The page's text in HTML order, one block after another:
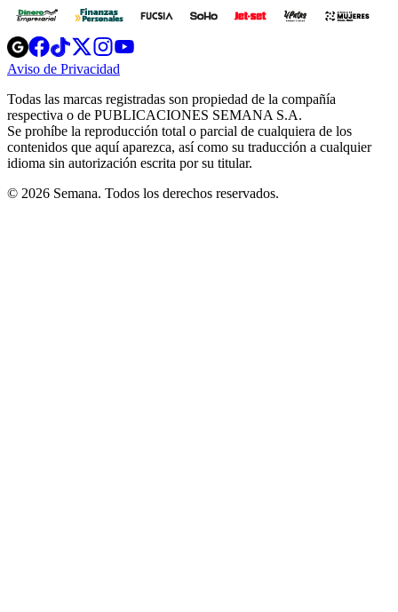
Opens
in
new
Opens
in
new
Opens
in
new
window
Opens
new
windowwindow
Aviso de Privacidad
new
window
Todas las marcas registradas son propiedad de la compañía
respectiva o de PUBLICACIONES SEMANA S.A.
Se prohíbe la reproducción total o parcial de cualquiera de los
contenidos que aquí aparezca, así como su traducción a cualquier
idioma sin autorización escrita por su titular.
© 2026 Semana. Todos los derechos reservados.